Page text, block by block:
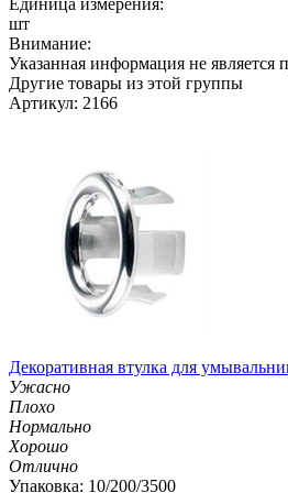
шт
Внимание:
Указанная информация не является
Другие товары из этой группы
Артикул: 2166
Декоративная втулка для
Ужасно
Плохо
Нормально
Хорошо
Отлично
Упаковка: 10/200/3500